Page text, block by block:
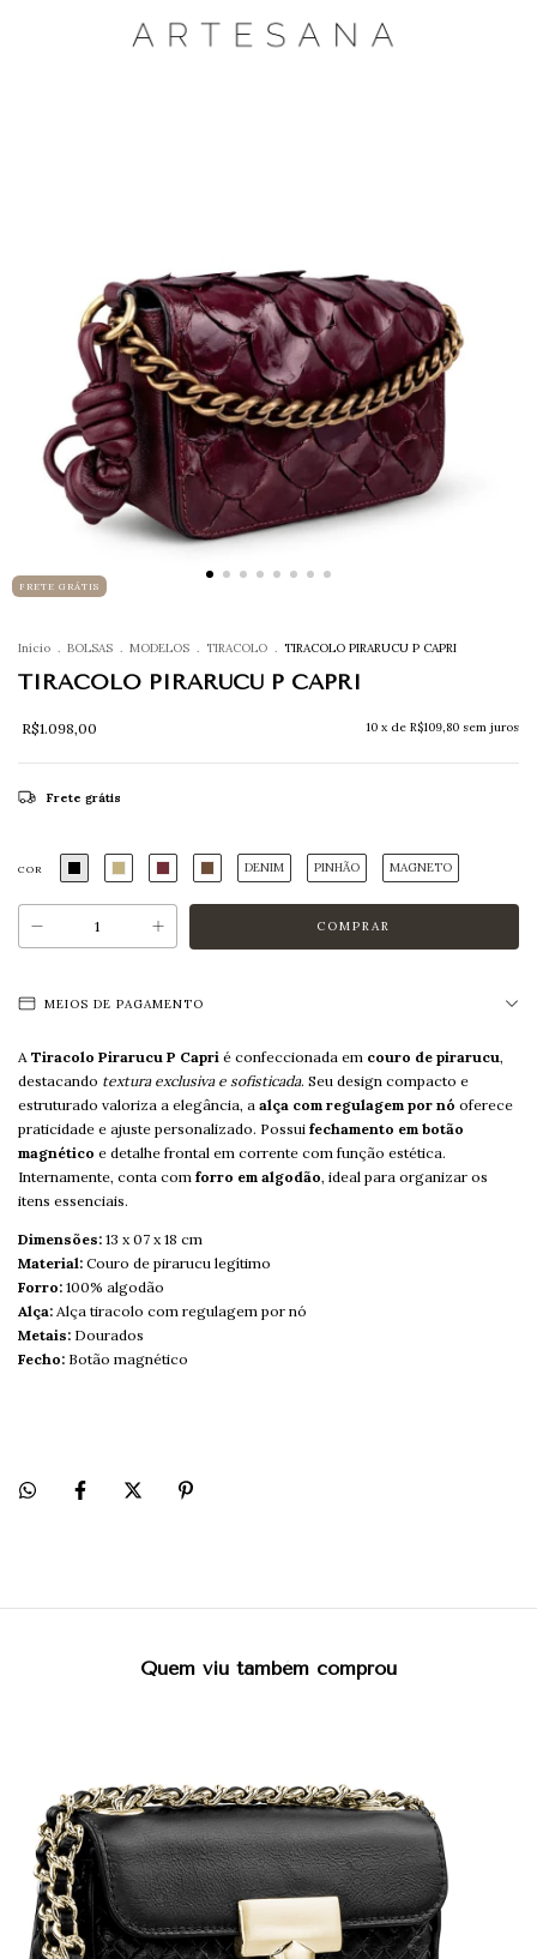
FRETE GRÁTIS
Início . BOLSAS . MODELOS . TIRACOLO . TIRACOLO PIRARUCU P CAPRI
TIRACOLO PIRARUCU P CAPRI
R$1.098,00 10 x de R$109,80 sem juros
Frete grátis
COR DENIM PINHÃO MAGNETO
MEIOS DE PAGAMENTO
A Tiracolo Pirarucu P Capri é confeccionada em couro de pirarucu,
destacando textura exclusiva e sofisticada. Seu design compacto e
estruturado valoriza a elegância, a alça com regulagem por nó oferece
praticidade e ajuste personalizado. Possui fechamento em botão
magnético e detalhe frontal em corrente com função estética.
Internamente, conta com forro em algodão, ideal para organizar os
itens essenciais.
Dimensões: 13 x 07 x 18 cm
Material: Couro de pirarucu legítimo
Forro: 100% algodão
Alça: Alça tiracolo com regulagem por nó
Metais: Dourados
Fecho: Botão magnético
Quem viu também comprou